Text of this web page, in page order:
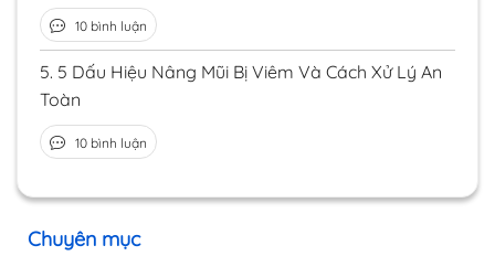
Chuyên mục
10 bình luận
5. 5 Dấu Hiệu Nâng Mũi Bị Viêm Và Cách Xử Lý An
Toàn
10 bình luận